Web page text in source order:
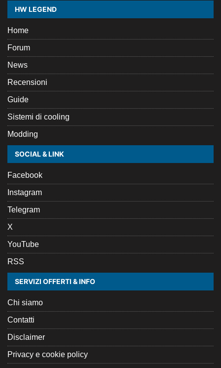
HW LEGEND
Home
Forum
News
Recensioni
Guide
Sistemi di cooling
Modding
SOCIAL & LINK
Facebook
Instagram
Telegram
X
YouTube
RSS
SERVIZI OFFERTI & INFO
Chi siamo
Contatti
Disclaimer
Privacy e cookie policy